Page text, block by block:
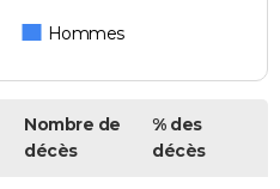
Hommes
Nombre de
décès
% des
décès